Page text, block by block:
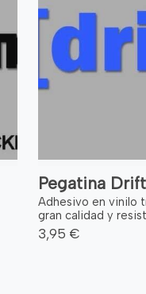
Pegatina Drift
Adhesivo en vinilo
gran calidad y
3,95 €